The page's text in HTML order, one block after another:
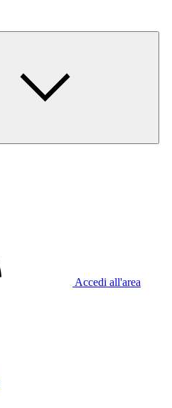
Accedi all'area